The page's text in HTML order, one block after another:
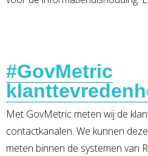
#GovMetric
Met GovMetric meten wij de
contactkanalen. We kunnen
meten binnen de systemen van